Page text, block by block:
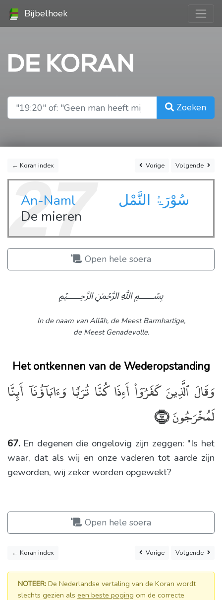
Bijbelhoek
DE KORAN
Zoeken
← Koran index Vorige Volgende
27
An-Naml
De mieren
سُوْرَۃُ النَّمْل
Open hele soera
In de naam van Allāh, de Meest Barmhartige,
de Meest Genadevolle.
﷽
Het ontkennen van de Wederopstanding
67. En degenen die ongelovig zijn zeggen: "Is het
waar, dat als wij en onze vaderen tot aarde zijn
geworden, wij zeker worden opgewekt?
وَقَالَ ٱلَّذِينَ كَفَرُوٓا۟ أَءِذَا كُنَّا تُرَٰبًۭا وَءَابَآؤُنَآ أَئِنَّا
لَمُخْرَجُونَ﴿٦٧﴾
Open hele soera
← Koran index Vorige Volgende
NOTEER: De Nederlandse vertaling van de Koran wordt
slechts gezien als een beste poging om de correcte